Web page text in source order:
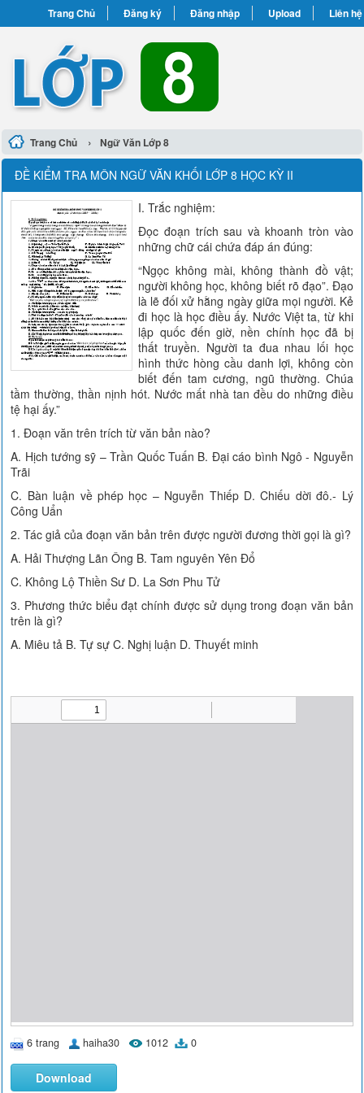
Trang Chủ Đăng ký Đăng nhập Upload Liên hệ
Trang Chủ › Ngữ Văn Lớp 8
ĐỀ KIỂM TRA MÔN NGỮ VĂN KHỐI LỚP 8 HỌC KỲ II
I. Trắc nghiệm:
Đọc đoạn trích sau và khoanh tròn vào
những chữ cái chứa đáp án đúng:
“Ngọc không mài, không thành đồ vật;
người không học, không biết rõ đạo”. Đạo
là lẽ đối xử hằng ngày giữa mọi người. Kẻ
đi học là học điều ấy. Nước Việt ta, từ khi
lập quốc đến giờ, nền chính học đã bị
thất truyền. Người ta đua nhau lối học
hình thức hòng cầu danh lợi, không còn
biết đến tam cương, ngũ thường. Chúa
tầm thường, thần nịnh hót. Nước mất nhà tan đều do những điều
tệ hại ấy.”
1. Đoạn văn trên trích từ văn bản nào?
A. Hịch tướng sỹ – Trần Quốc Tuấn B. Đại cáo bình Ngô - Nguyễn
Trãi
C. Bàn luận về phép học – Nguyễn Thiếp D. Chiếu dời đô.- Lý
Công Uẩn
2. Tác giả của đoạn văn bản trên được người đương thời gọi là gì?
A. Hải Thượng Lãn Ông B. Tam nguyên Yên Đổ
C. Không Lộ Thiền Sư D. La Sơn Phu Tử
3. Phương thức biểu đạt chính được sử dụng trong đoạn văn bản
trên là gì?
A. Miêu tả B. Tự sự C. Nghị luận D. Thuyết minh
6 trang haiha30 1012 0
Download